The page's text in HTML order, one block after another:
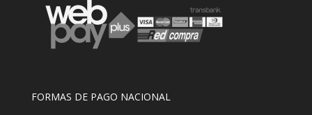
FORMAS DE PAGO NACIONAL